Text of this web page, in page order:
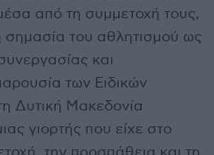
από τη συμμετοχή τους,
σημασία του αθλητισμού ως
και
των Ειδικών
Δυτική Μακεδονία
γιορτής που είχε στο